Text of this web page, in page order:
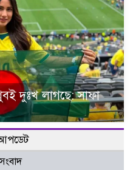
দুঃখ লাগছে: সাফা